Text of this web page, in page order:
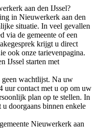
aan den IJssel?
in Nieuwerkerk aan den
situatie. In veel gevallen
via de gemeente of een
krijgt u direct
ook onze tarievenpagina.
IJssel starten met
wachtlijst. Na uw
uur contact met u op om uw
plan op te stellen. In
doorgaans binnen enkele
Nieuwerkerk aan